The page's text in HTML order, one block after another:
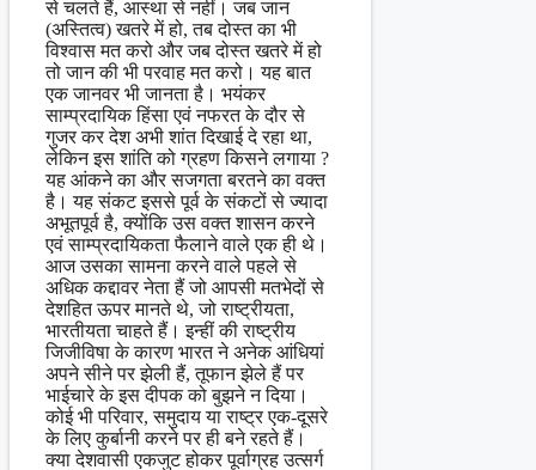
से चलते हैं, आस्था से नहीं। जब जान
(अस्तित्व) खतरे में हो, तब दोस्त का भी
विश्वास मत करो और जब दोस्त खतरे में हो
तो जान की भी परवाह मत करो। यह बात
एक जानवर भी जानता है। भयंकर
साम्प्रदायिक हिंसा एवं नफरत के दौर से
गुजर कर देश अभी शांत दिखाई दे रहा था,
लेकिन इस शांति को ग्रहण किसने लगाया ?
यह आंकने का और सजगता बरतने का वक्त
है। यह संकट इससे पूर्व के संकटों से ज्यादा
अभूतपूर्व है, क्योंकि उस वक्त शासन करने
एवं साम्प्रदायिकता फैलाने वाले एक ही थे।
आज उसका सामना करने वाले पहले से
अधिक कद्दावर नेता हैं जो आपसी मतभेदों से
देशहित ऊपर मानते थे, जो राष्ट्रीयता,
भारतीयता चाहते हैं। इन्हीं की राष्ट्रीय
जिजीविषा के कारण भारत ने अनेक आंधियां
अपने सीने पर झेली हैं, तूफान झेले हैं पर
भाईचारे के इस दीपक को बुझने न दिया।
कोई भी परिवार, समुदाय या राष्ट्र एक-दूसरे
के लिए कुर्बानी करने पर ही बने रहते हैं।
क्या देशवासी एकजुट होकर पूर्वाग्रह उत्सर्ग